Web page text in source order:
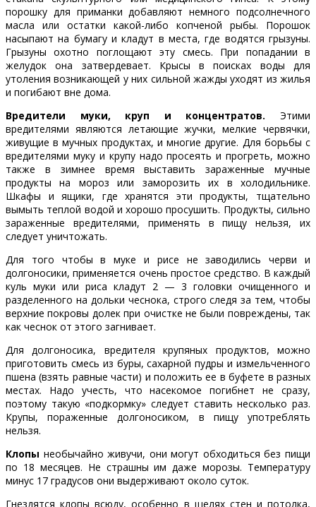
порошку для приманки добавляют немного подсолнечного
масла или остатки какой-либо копченой рыбы. Порошок
насыпают на бумагу и кладут в места, где водятся грызуны.
Грызуны охотно поглощают эту смесь. При попадании в
желудок она затвердевает. Крысы в поисках воды для
утоления возникающей у них сильной жажды уходят из жилья
и погибают вне дома.
Вредители муки, круп и концентратов. Этими
вредителями являются летающие жучки, мелкие червячки,
живущие в мучных продуктах, и многие другие. Для борьбы с
вредителями муку и крупу надо просеять и прогреть, можно
также в зимнее время выставить зараженные мучные
продукты на мороз или заморозить их в холодильнике.
Шкафы и ящики, где хранятся эти продукты, тщательно
вымыть теплой водой и хорошо просушить. Продукты, сильно
зараженные вредителями, применять в пищу нельзя, их
следует уничтожать.
Для того чтобы в муке и рисе не заводились черви и
долгоносики, применяется очень простое средство. В каждый
куль муки или риса кладут 2 — 3 головки очищенного и
разделенного на дольки чеснока, строго следя за тем, чтобы
верхние покровы долек при очистке не были повреждены, так
как чеснок от этого загнивает.
Для долгоносика, вредителя крупяных продуктов, можно
приготовить смесь из буры, сахарной пудры и измельченного
пшена (взять равные части) и положить ее в буфете в разных
местах. Надо учесть, что насекомое погибнет не сразу,
поэтому такую «подкормку» следует ставить несколько раз.
Крупы, пораженные долгоносиком, в пищу употреблять
нельзя.
Клопы необычайно живучи, они могут обходиться без пищи
по 18 месяцев. Не страшны им даже морозы. Температуру
минус 17 градусов они выдерживают около суток.
Гнездятся клопы всюду, особенно в щелях стен и потолка,